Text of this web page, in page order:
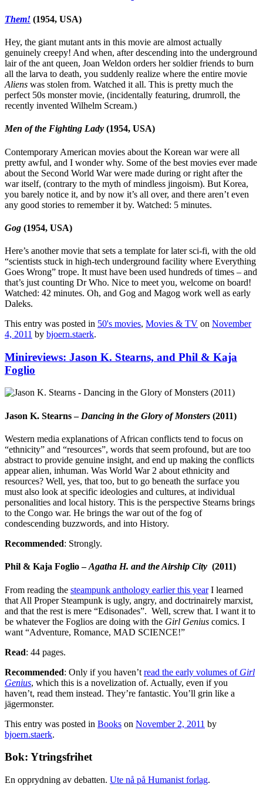
Them! (1954, USA)
Hey, the giant mutant ants in this movie are almost actually
genuinely creepy! And when, after descending into the underground
lair of the ant queen, Joan Weldon orders her soldier friends to burn
all the larva to death, you suddenly realize where the entire movie
Aliens was stolen from. Watched it all. This is pretty much the
perfect 50s monster movie, (incidentally featuring, drumroll, the
recently invented Wilhelm Scream.)
Men of the Fighting Lady (1954, USA)
Contemporary American movies about the Korean war were all
pretty awful, and I wonder why. Some of the best movies ever made
about the Second World War were made during or right after the
war itself, (contrary to the myth of mindless jingoism). But Korea,
you barely notice it, and by now it’s all over, and there aren’t even
any good stories to remember it by. Watched: 5 minutes.
Gog (1954, USA)
Here’s another movie that sets a template for later sci-fi, with the old
“scientists stuck in high-tech underground facility where Everything
Goes Wrong” trope. It must have been used hundreds of times – and
that’s just counting Dr Who. Nice to meet you, welcome on board!
Watched: 42 minutes. Oh, and Gog and Magog work well as early
Daleks.
This entry was posted in 50's movies, Movies & TV on November
4, 2011 by bjoern.staerk.
Minireviews: Jason K. Stearns, and Phil & Kaja
Foglio
Jason K. Stearns – Dancing in the Glory of Monsters (2011)
Western media explanations of African conflicts tend to focus on
“ethnicity” and “resources”, words that seem profound, but are too
abstract to provide genuine insight, and end up making the conflicts
appear alien, inhuman. Was World War 2 about ethnicity and
resources? Well, yes, that too, but to go beneath the surface you
must also look at specific ideologies and cultures, at individual
personalities and local history. This is the perspective Stearns brings
to the Congo war. He brings the war out of the fog of
condescending buzzwords, and into History.
Recommended: Strongly.
Phil & Kaja Foglio –Agatha H. and the Airship City (2011)
From reading the steampunk anthology earlier this yearI learned
that All Proper Steampunk is ugly, angry, and doctrinairely marxist,
and that the rest is mere “Edisonades”. Well, screw that. I want it to
be whatever the Foglios are doing with the Girl Genius comics. I
want “Adventure, Romance, MAD SCIENCE!”
Read: 44 pages.
Recommended: Only if you haven’t read the early volumes of Girl
Genius, which this is a novelization of. Actually, even if you
haven’t, read them instead. They’re fantastic. You’ll grin like a
jägermonster.
This entry was posted in Books on November 2, 2011 by
bjoern.staerk.
Bok: Ytringsfrihet
En opprydning av debatten. Ute nå på Humanist forlag.